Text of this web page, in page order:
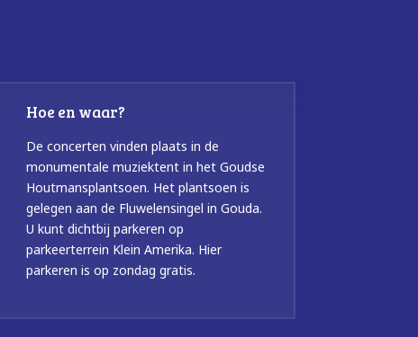
Hoe en waar?
De concerten vinden plaats in de
monumentale muziektent in het Goudse
Houtmansplantsoen. Het plantsoen is
gelegen aan de Fluwelensingel in Gouda.
U kunt dichtbij parkeren op
parkeerterrein Klein Amerika. Hier
parkeren is op zondag gratis.